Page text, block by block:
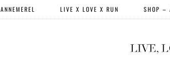
ANNEMEREL LIVE X LOVE X RUN SHOP –